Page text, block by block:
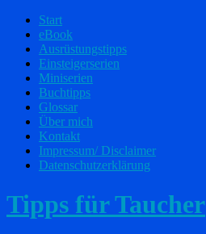
Start
eBook
Ausrüstungstipps
Einsteigerserien
Miniserien
Buchtipps
Glossar
Über mich
Kontakt
Impressum/ Disclaimer
Datenschutzerklärung
Tipps für Taucher